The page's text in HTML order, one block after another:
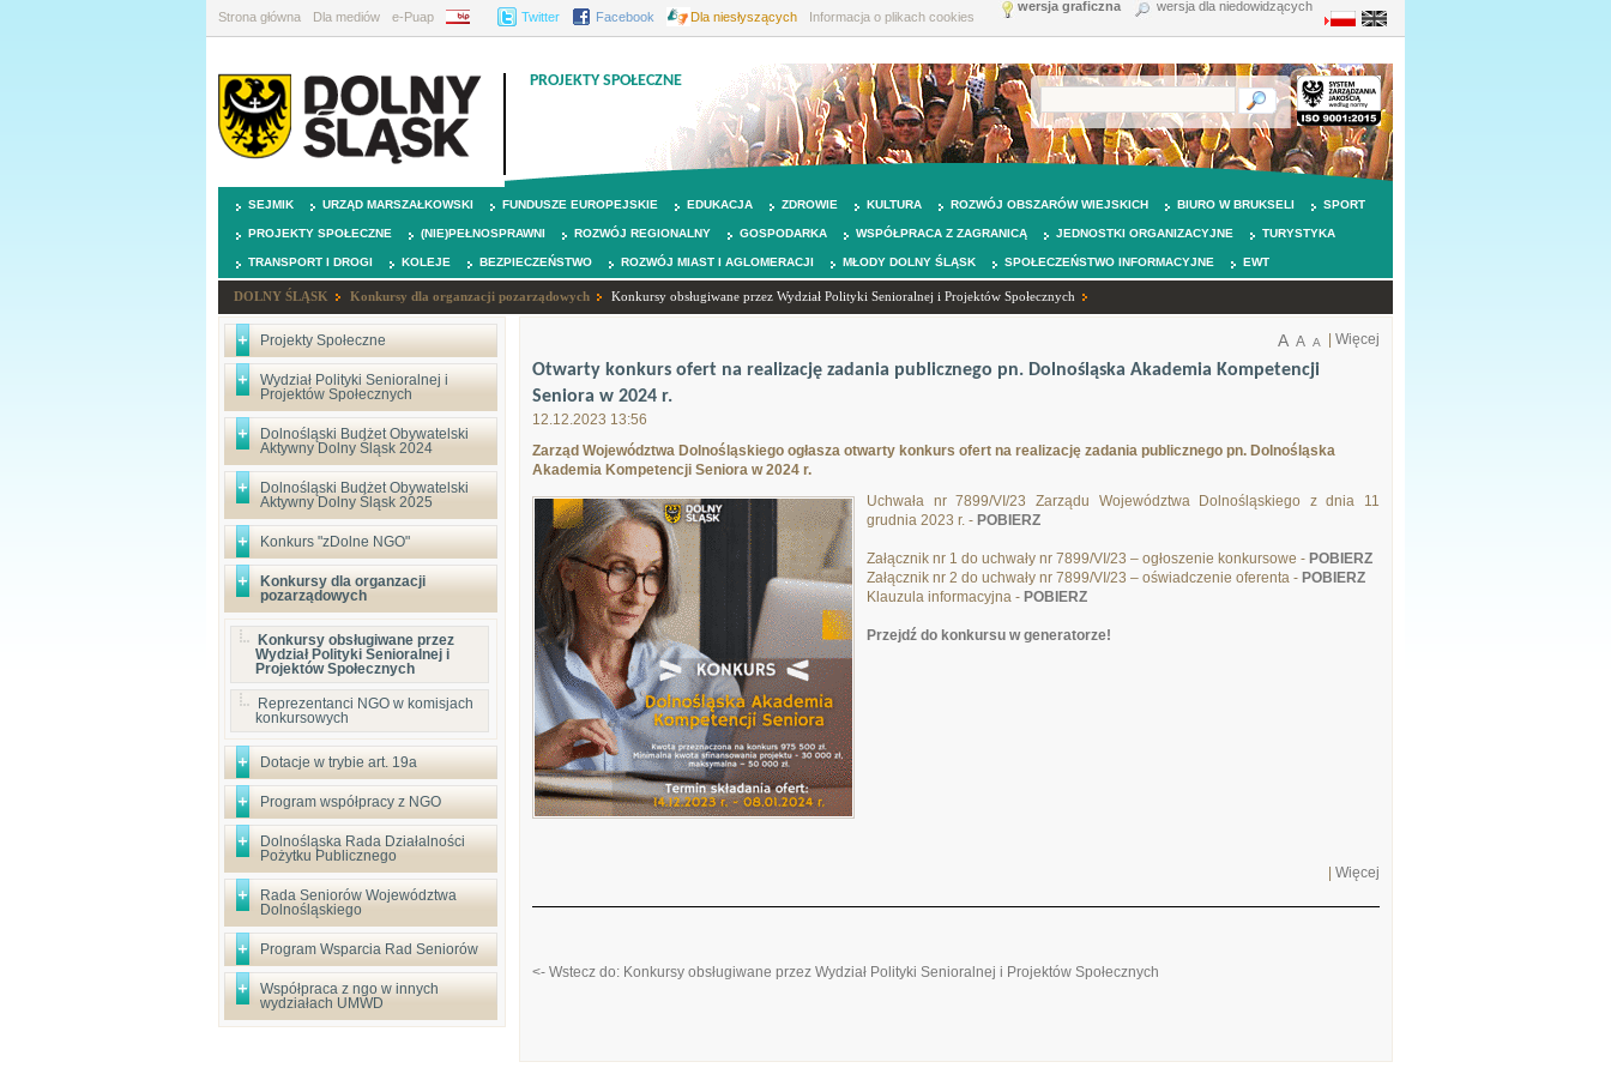
Strona główna Dla mediów e-Puap BIP Twitter Facebook Dla niesłyszących Informacja o plikach cookies
wersja graficzna wersja dla niedowidzących
PROJEKTY SPOŁECZNE
SEJMIK URZĄD MARSZAŁKOWSKI FUNDUSZE EUROPEJSKIE EDUKACJA ZDROWIE KULTURA ROZWÓJ OBSZARÓW WIEJSKICH BIURO W BRUKSELI SPORT
PROJEKTY SPOŁECZNE (NIE)PEŁNOSPRAWNI ROZWÓJ REGIONALNY GOSPODARKA WSPÓŁPRACA Z ZAGRANICĄ JEDNOSTKI ORGANIZACYJNE TURYSTYKA
TRANSPORT I DROGI KOLEJE BEZPIECZEŃSTWO ROZWÓJ MIAST I AGLOMERACJI MŁODY DOLNY ŚLĄSK SPOŁECZEŃSTWO INFORMACYJNE EWT
DOLNY ŚLĄSK Konkursy dla organzacji pozarządowych Konkursy obsługiwane przez Wydział Polityki Senioralnej i Projektów Społecznych
Projekty Społeczne
Wydział Polityki Senioralnej i
Projektów Społecznych
Dolnośląski Budżet Obywatelski
Aktywny Dolny Śląsk 2024
Dolnośląski Budżet Obywatelski
Aktywny Dolny Śląsk 2025
Konkurs "zDolne NGO"
Konkursy dla organzacji
pozarządowych
Konkursy obsługiwane przez
Wydział Polityki Senioralnej i
Projektów Społecznych
Reprezentanci NGO w komisjach
konkursowych
Dotacje w trybie art. 19a
Program współpracy z NGO
Dolnośląska Rada Działalności
Pożytku Publicznego
Rada Seniorów Województwa
Dolnośląskiego
Program Wsparcia Rad Seniorów
Współpraca z ngo w innych
wydziałach UMWD
Więcej
A A A
Otwarty konkurs ofert na realizację zadania publicznego pn. Dolnośląska Akademia Kompetencji
Seniora w 2024 r.
12.12.2023 13:56
Zarząd Województwa Dolnośląskiego ogłasza otwarty konkurs ofert na realizację zadania publicznego pn. Dolnośląska
Akademia Kompetencji Seniora w 2024 r.
Uchwała nr 7899/VI/23 Zarządu Województwa Dolnośląskiego z dnia 11
grudnia 2023 r. - POBIERZ
Załącznik nr 1 do uchwały nr 7899/VI/23 – ogłoszenie konkursowe - POBIERZ
Załącznik nr 2 do uchwały nr 7899/VI/23 – oświadczenie oferenta - POBIERZ
Klauzula informacyjna - POBIERZ
Przejdź do konkursu w generatorze!
Więcej
<- Wstecz do: Konkursy obsługiwane przez Wydział Polityki Senioralnej i Projektów Społecznych